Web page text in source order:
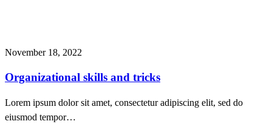
November 18, 2022
Organizational skills and tricks
Lorem ipsum dolor sit amet, consectetur adipiscing elit, sed do
eiusmod tempor…